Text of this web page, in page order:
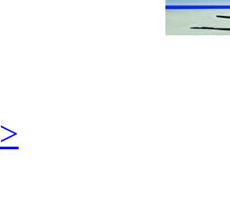
>